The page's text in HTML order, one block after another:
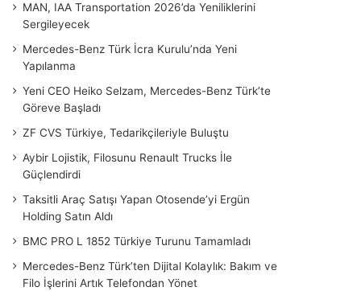
MAN, IAA Transportation 2026’da Yeniliklerini
Sergileyecek
Mercedes-Benz Türk İcra Kurulu’nda Yeni
Yapılanma
Yeni CEO Heiko Selzam, Mercedes-Benz Türk’te
Göreve Başladı
ZF CVS Türkiye, Tedarikçileriyle Buluştu
Aybir Lojistik, Filosunu Renault Trucks İle
Güçlendirdi
Taksitli Araç Satışı Yapan Otosende’yi Ergün
Holding Satın Aldı
BMC PRO L 1852 Türkiye Turunu Tamamladı
Mercedes-Benz Türk’ten Dijital Kolaylık: Bakım ve
Filo İşlerini Artık Telefondan Yönet